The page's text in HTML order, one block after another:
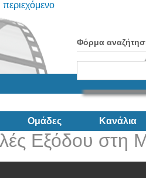
Φόρμα
Ομάδες Κανάλια
Εξόδου στη